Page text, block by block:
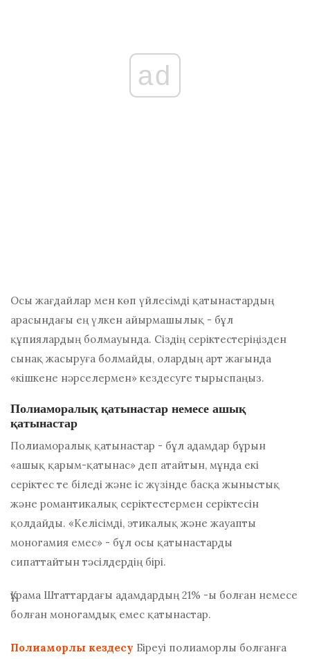
ad
Осы жағдайлар мен көп үйлесімді қатынастардың
арасындағы ең үлкен айырмашылық - бұл
құпиялардың болмауында. Сіздің серіктестеріңізден
сынақ жасыруға болмайды, олардың арт жағында
«кішкене нәрселермен» кездесуге тырыспаңыз.
Полиаморалық қатынастар немесе ашық
қатынастар
Полиаморалық қатынастар - бұл адамдар бұрын
«ашық қарым-қатынас» деп атайтын, мұнда екі
серіктес те біледі және іс жүзінде басқа жыныстық
және романтикалық серіктестермен серіктесін
қолдайды. «Келісімді, этикалық және жауапты
моногамия емес» - бұл осы қатынастарды
сипаттайтын тәсілдердің бірі.
Құрама Штаттардағы адамдардың 21% -ы болған немесе
болған моногамдық емес қатынастар.
Полиаморлы кездесу Біреуі полиаморлы болғанға